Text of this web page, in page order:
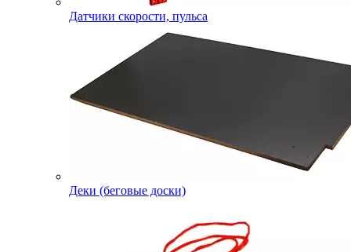
Датчики скорости, пульса
Деки (беговые доски)